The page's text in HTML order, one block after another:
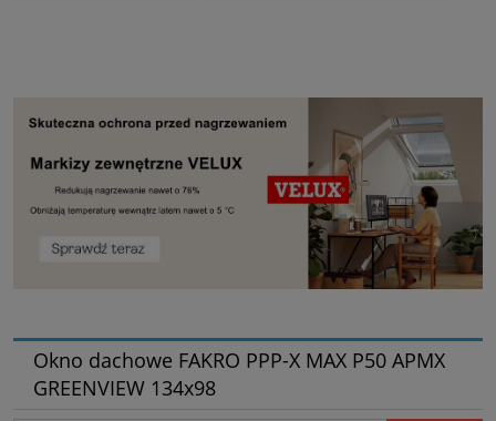
Okno dachowe FAKRO PPP-X MAX P50 APMX
GREENVIEW 134x98